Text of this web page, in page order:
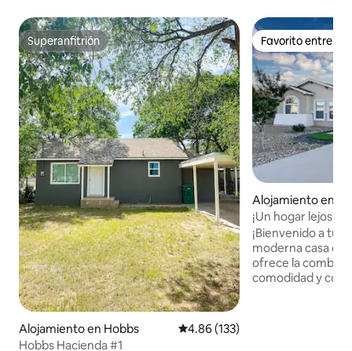
Superanfitrión
Superanfitrión
Alojamiento en Hobbs Calificación promedio: 4.86 de
4.86 (133)
Hobbs Hacienda #1
Favorito entre
Favorito entre
Alojamiento en
¡Un hogar lejos de
¡Bienvenido a tu
moderna casa de
ofrece la
comodidad y